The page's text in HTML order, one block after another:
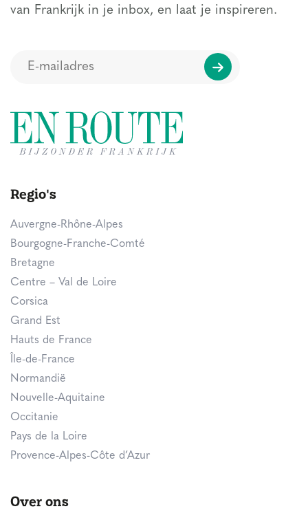
van Frankrijk in je inbox, en laat je inspireren.
Regio's
Auvergne-Rhône-Alpes
Bourgogne-Franche-Comté
Bretagne
Centre – Val de Loire
Corsica
Grand Est
Hauts de France
Île-de-France
Normandië
Nouvelle-Aquitaine
Occitanie
Pays de la Loire
Provence-Alpes-Côte d’Azur
Over ons